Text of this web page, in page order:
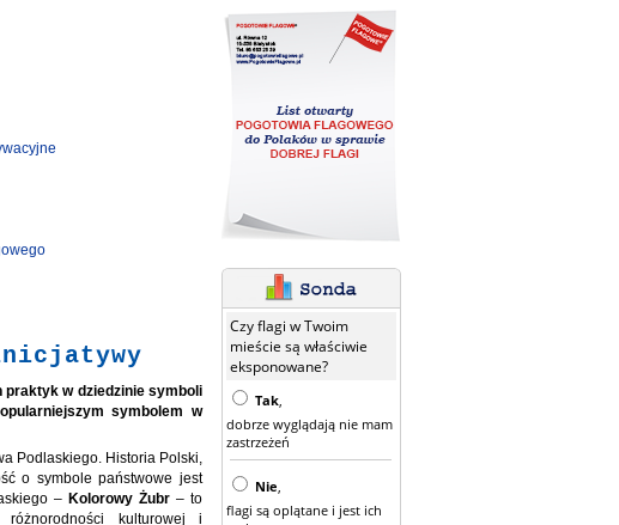
Czy flagi w Twoim
mieście są właściwie
eksponowane?
Tak,
dobrze wyglądają nie mam
zastrzeżeń
Nie,
flagi są oplątane i jest ich
w dziedzinie symboli
symbolem w
Podlaskiego. Historia Polski,
o symbole państwowe jest
– Kolorowy Żubr – to
kulturowej i